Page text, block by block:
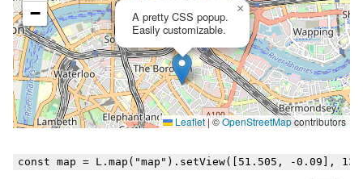
A pretty CSS popup.
Easily customizable.
×
−
Leaflet |©OpenStreetMapcontributors